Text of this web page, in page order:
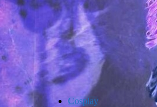
Cosplay